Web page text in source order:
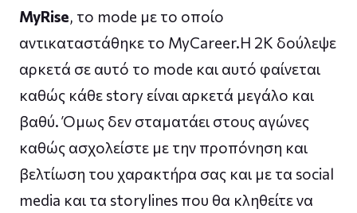
MyRise, το mode με το οποίο
αντικαταστάθηκε το MyCareer.H 2Κ δούλεψε
αρκετά σε αυτό το mode και αυτό φαίνεται
καθώς κάθε story είναι αρκετά μεγάλο και
βαθύ. Όμως δεν σταματάει στους αγώνες
καθώς ασχολείστε με την προπόνηση και
βελτίωση του χαρακτήρα σας και με τα social
media και τα storylines που θα κληθείτε να